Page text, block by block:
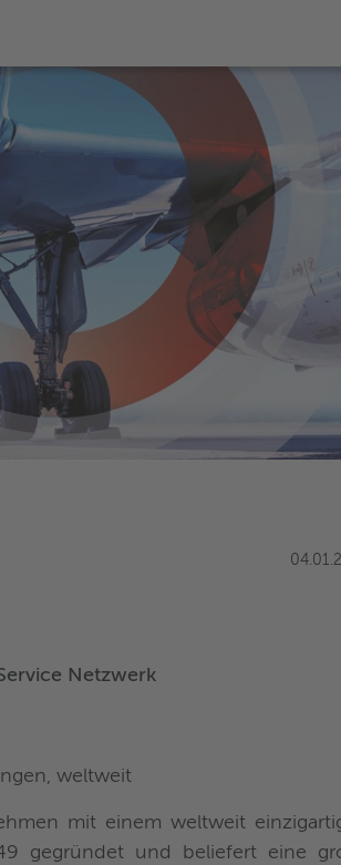
Netzwerk
weltweit
mit einem weltweit
gegründet und beliefert eine